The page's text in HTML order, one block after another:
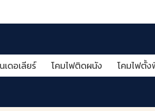
เดอเลียร์ โคมไฟติดผนัง โคมไฟตั้